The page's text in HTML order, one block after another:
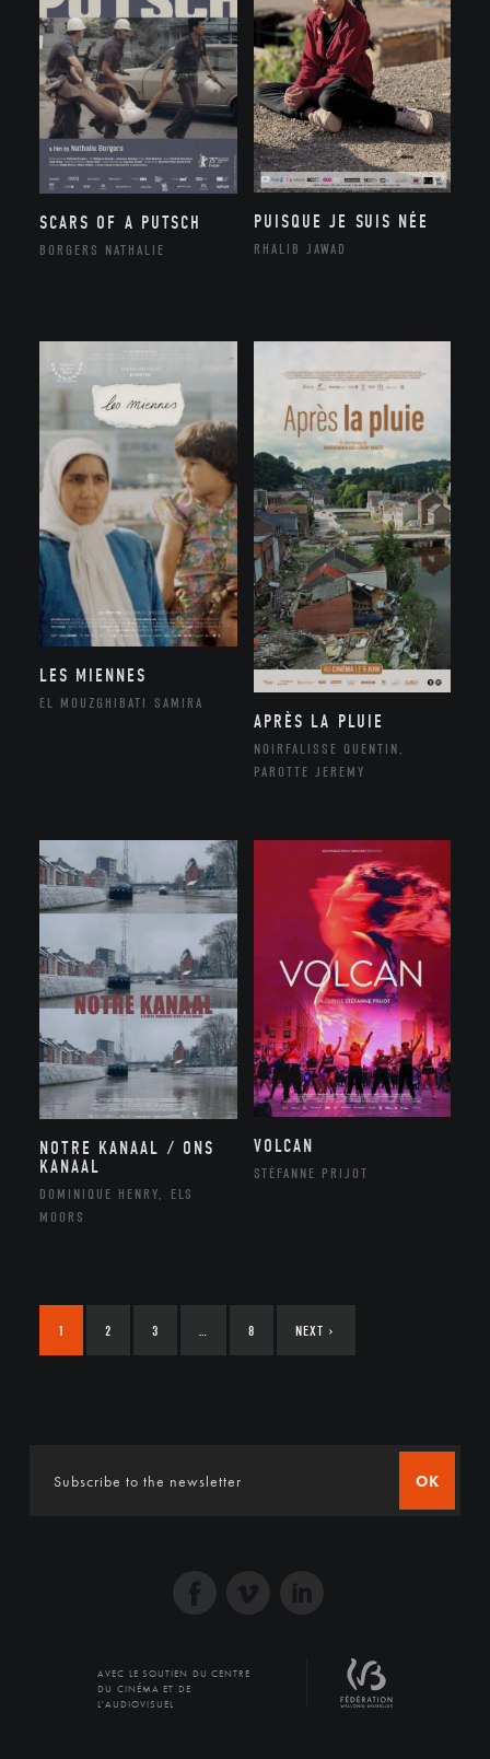
SCARS OF A PUTSCH
BORGERS NATHALIE
PUISQUE JE SUIS NÉE
RHALIB JAWAD
LES MIENNES
EL MOUZGHIBATI SAMIRA
APRÈS LA PLUIE
NOIRFALISSE QUENTIN,
PAROTTE JEREMY
NOTRE KANAAL / ONS
KANAAL
DOMINIQUE HENRY, ELS
MOORS
VOLCAN
STÉFANNE PRIJOT
1 2 3 … 8 NEXT ›
OK
AVEC LE SOUTIEN DU CENTRE
DU CINÉMA ET DE
L'AUDIOVISUEL